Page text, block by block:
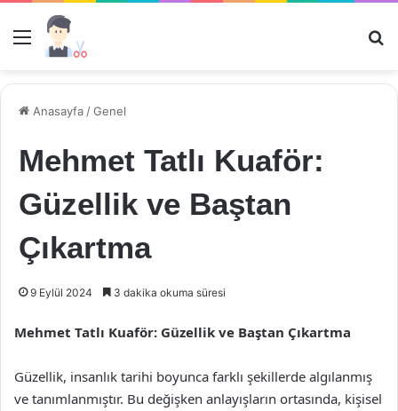
Menü
Anasayfa /Genel
Mehmet Tatlı Kuaför:
Güzellik ve Baştan
Çıkartma
9 Eylül 2024 3 dakika okuma süresi
Mehmet Tatlı Kuaför: Güzellik ve Baştan Çıkartma
Güzellik, insanlık tarihi boyunca farklı şekillerde algılanmış
ve tanımlanmıştır. Bu değişken anlayışların ortasında, kişisel